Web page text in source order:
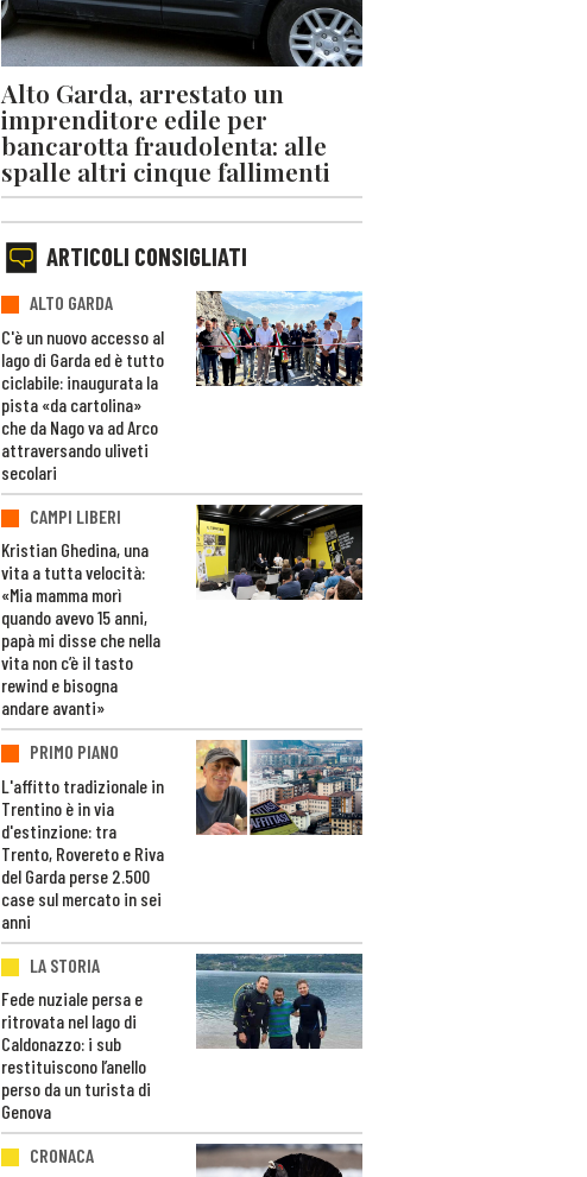
Alto Garda, arrestato un
imprenditore edile per
bancarotta fraudolenta: alle
spalle altri cinque fallimenti
ARTICOLI CONSIGLIATI
ALTO GARDA
C'è un nuovo accesso al
lago di Garda ed è tutto
ciclabile: inaugurata la
pista «da cartolina»
che da Nago va ad Arco
attraversando uliveti
secolari
CAMPI LIBERI
Kristian Ghedina, una
vita a tutta velocità:
«Mia mamma morì
quando avevo 15 anni,
papà mi disse che nella
vita non c’è il tasto
rewind e bisogna
andare avanti»
PRIMO PIANO
L'affitto tradizionale in
Trentino è in via
d'estinzione: tra
Trento, Rovereto e Riva
del Garda perse 2.500
case sul mercato in sei
anni
LA STORIA
Fede nuziale persa e
ritrovata nel lago di
Caldonazzo: i sub
restituiscono l’anello
perso da un turista di
Genova
CRONACA